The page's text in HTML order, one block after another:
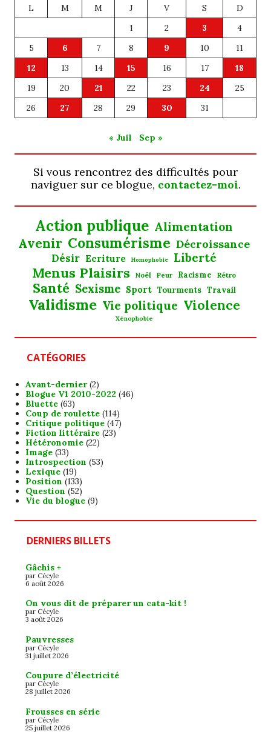
L M M J V S
D
1
2 3
4
5
6 7 8 9 10
11
12
13 14 15 16 17
18
19
20 21 22 23 24
25
26
27 28 29 30 31
« Juil Sep »
Si vous rencontrez des difficultés pour
naviguer sur ce blogue, contactez-moi.
Action publique Alimentation
Avenir Consumérisme Décroissance
Désir Ecriture Homophobie Liberté
Menus Plaisirs Noël Peur Racisme Rétro
Santé Sexisme Sport Tourments Travail
Validisme Vie politique Violence
Xénophobie
CATÉGORIES
Avant-dernier(2)
Blogue V1 2010-2022 (46)
Bluette(63)
Coup de roulette(114)
Critique politique(47)
Fiction littéraire(23)
Hétéronomie(22)
Image(33)
Introspection (53)
Lexique(19)
Position (133)
Question (52)
Vie du blogue(9)
DERNIERS BILLETS
Gâchis +
par Cécyle
6 août 2026
On vous dit de préparer un cata-kit !
par Cécyle
3 août 2026
Pauvresses
par Cécyle
31 juillet 2026
Coupure d’électricité
par Cécyle
28 juillet 2026
Frousses en série
par Cécyle
25 juillet 2026